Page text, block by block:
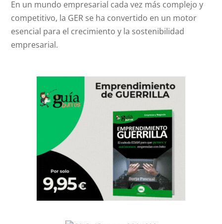
En un mundo empresarial cada vez más complejo y
competitivo, la GER se ha convertido en un motor
esencial para el crecimiento y la sostenibilidad
empresarial.